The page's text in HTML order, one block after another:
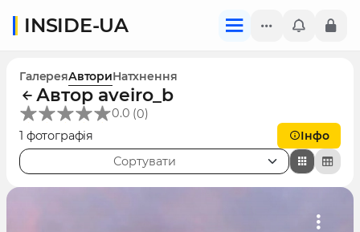
INSIDE-UA
ГалереяАвториНатхнення
Автор aveiro_b
0.0 (0)
1 фотографія
Інфо
Сортувати